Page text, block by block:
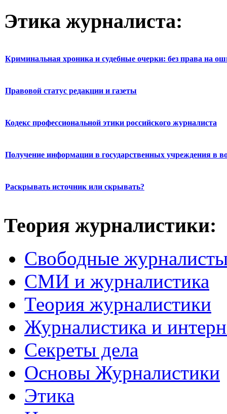
Этика журналиста:
Криминальная хроника и судебные очерки: без права на
Правовой статус редакции и газеты
Кодекс профессиональной этики российского журналиста
Получение информации в государственных учреждения в
Раскрывать источник или скрывать?
Теория журналистики:
Свободные
СМИ и журналистика
Теория журналистики
Журналистика и
Секреты дела
Основы Журналистики
Этика